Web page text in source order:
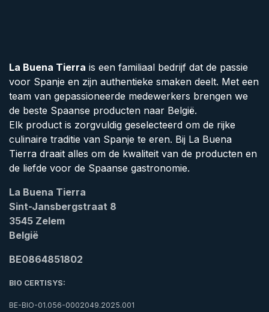
La Buena Tierra is een familiaal bedrijf dat de passie
voor Spanje en zijn authentieke smaken deelt. Met een
team van gepassioneerde medewerkers brengen we
de beste Spaanse producten naar België.
Elk product is zorgvuldig geselecteerd om de rijke
culinaire traditie van Spanje te eren. Bij La Buena
Tierra draait alles om de kwaliteit van de producten en
de liefde voor de Spaanse gastronomie.
La Buena Tierra
Sint-Jansbergstraat 8
3545 Zelem
België
BE0864851802
BIO CERTISYS:
BE-BIO-01.056-0002049.2025.001